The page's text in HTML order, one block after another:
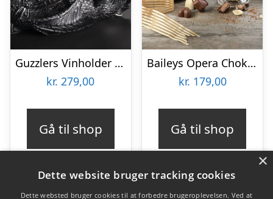
Guzzlers Vinholder Drage
kr. 279,00
Gå til shop
Baileys Opera Chokoladeæske
kr. 179,00
Gå til shop
×
Dette website bruger tracking cookies
Dette websted bruger cookies til at forbedre brugeroplevelsen. Ved at